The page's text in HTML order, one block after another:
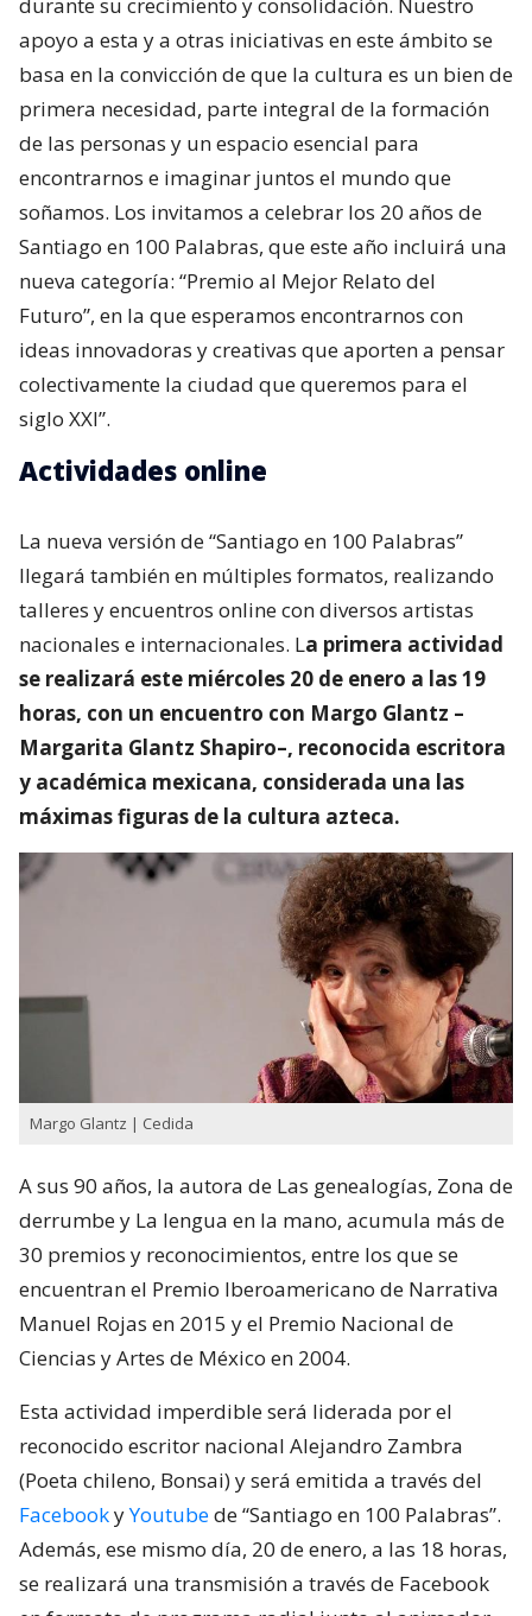
apoyo a esta y a otras iniciativas en este ámbito se
basa en la convicción de que la cultura es un bien de
primera necesidad, parte integral de la formación
de las personas y un espacio esencial para
encontrarnos e imaginar juntos el mundo que
soñamos. Los invitamos a celebrar los 20 años de
Santiago en 100 Palabras, que este año incluirá una
nueva categoría: “Premio al Mejor Relato del
Futuro”, en la que esperamos encontrarnos con
ideas innovadoras y creativas que aporten a pensar
colectivamente la ciudad que queremos para el
siglo XXI”.
Actividades online
La nueva versión de “Santiago en 100 Palabras”
llegará también en múltiples formatos, realizando
talleres y encuentros online con diversos artistas
nacionales e internacionales. La primera actividad
se realizará este miércoles 20 de enero a las 19
horas, con un encuentro con Margo Glantz –
Margarita Glantz Shapiro–, reconocida escritora
y académica mexicana, considerada una las
máximas figuras de la cultura azteca.
Margo Glantz | Cedida
A sus 90 años, la autora de Las genealogías, Zona de
derrumbe y La lengua en la mano, acumula más de
30 premios y reconocimientos, entre los que se
encuentran el Premio Iberoamericano de Narrativa
Manuel Rojas en 2015 y el Premio Nacional de
Ciencias y Artes de México en 2004.
Esta actividad imperdible será liderada por el
reconocido escritor nacional Alejandro Zambra
(Poeta chileno, Bonsai) y será emitida a través del
FacebookyYoutubede “Santiago en 100 Palabras”.
Además, ese mismo día, 20 de enero, a las 18 horas,
se realizará una transmisión a través de Facebook